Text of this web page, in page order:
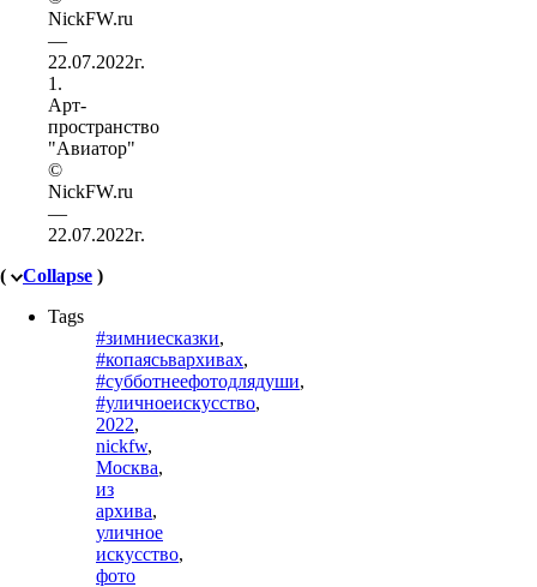
1.
Арт-
пространство
"Авиатор"
©
NickFW.ru
—
22.07.2022г.
(
Collapse )
Tags
#зимниесказки,
#копаясьвархивах,
#субботнеефотодлядуши,
#уличноеискусство,
2022,
nickfw,
Москва,
из
архива,
уличное
искусство,
фото